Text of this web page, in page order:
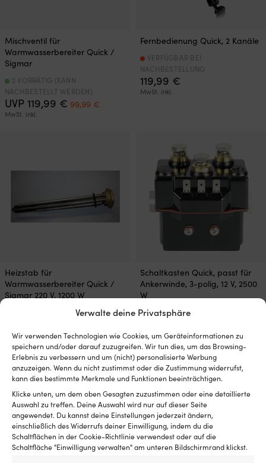
Verwalte deine Privatsphäre
Wir verwenden Technologien wie Cookies, um Geräteinformationen zu
speichern und/oder darauf zuzugreifen. Wir tun dies, um das Browsing-
Erlebnis zu verbessern und um (nicht) personalisierte Werbung
anzuzeigen. Wenn du nicht zustimmst oder die Zustimmung widerrufst,
kann dies bestimmte Merkmale und Funktionen beeinträchtigen.
Klicke unten, um dem oben Gesagten zuzustimmen oder eine detaillierte
Auswahl zu treffen. Deine Auswahl wird nur auf dieser Seite
angewendet. Du kannst deine Einstellungen jederzeit ändern,
einschließlich des Widerrufs deiner Einwilligung, indem du die
Schaltflächen in der Cookie-Richtlinie verwendest oder auf die
Schaltfläche "Einwilligung verwalten" am unteren Bildschirmrand klickst.
Mischventil für
Warmwasserbereiter Quick /
Sigmar
UVP 119,99 € Ursprünglicher
Preis
99,99 €
MwSt. inkl.
2 VORRÄTIG (KANN
NACHBESTELLT WERDEN)
Fernbedienung Quick, 2 Kanäle
119,99 €
MwSt. inkl.
VERFÜGBAR BEI
NACHBESTELLUNG
Heizstab für
Warmwasserbereiter Quick /
Sigmar 220 V, 1200 W
UVP119,99€Ursprünglicher
Preis
war:
119,99 €
79,99€Aktueller
Preis
ist:
79,99 €.
MwSt. inkl.
Schaltkasten Quick, passt für
Ankerwinde, 3-polig, 12 V, 2500
W
129,99€
MwSt. inkl.
VERFÜGBAR BEI